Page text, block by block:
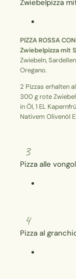
Zwiebelpizza
PIZZA ROSSA
Zwiebelpizza mit
Zwiebeln,
Oregano.
2 Pizzas erhalten
300 g rote
in Öl, 1 EL
Nativem Olivenöl
3
Pizza alle
4
Pizza al